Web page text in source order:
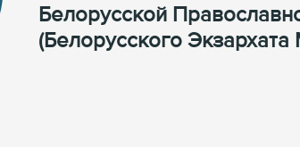
Белорусской
(Белорусского